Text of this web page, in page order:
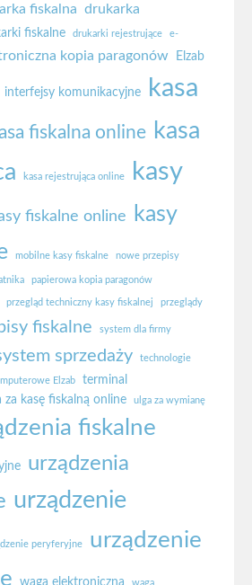
fiskalna drukarka
fiskalne drukarki rejestrujące e-
kopia paragonów Elzab
interfejsy komunikacyjne
kasa
fiskalna online kasa
kasa rejestrująca online
kasy
fiskalne online
kasy
mobilne kasy fiskalne nowe przepisy
papierowa kopia paragonów
przegląd techniczny kasy fiskalnej przeglądy
fiskalne system dla firmy
sprzedaży technologie
Elzab
terminal
za kasę fiskalną online ulga za wymianę
fiskalne
urządzenia
urządzenie
peryferyjne
urządzenie
waga elektroniczna waga